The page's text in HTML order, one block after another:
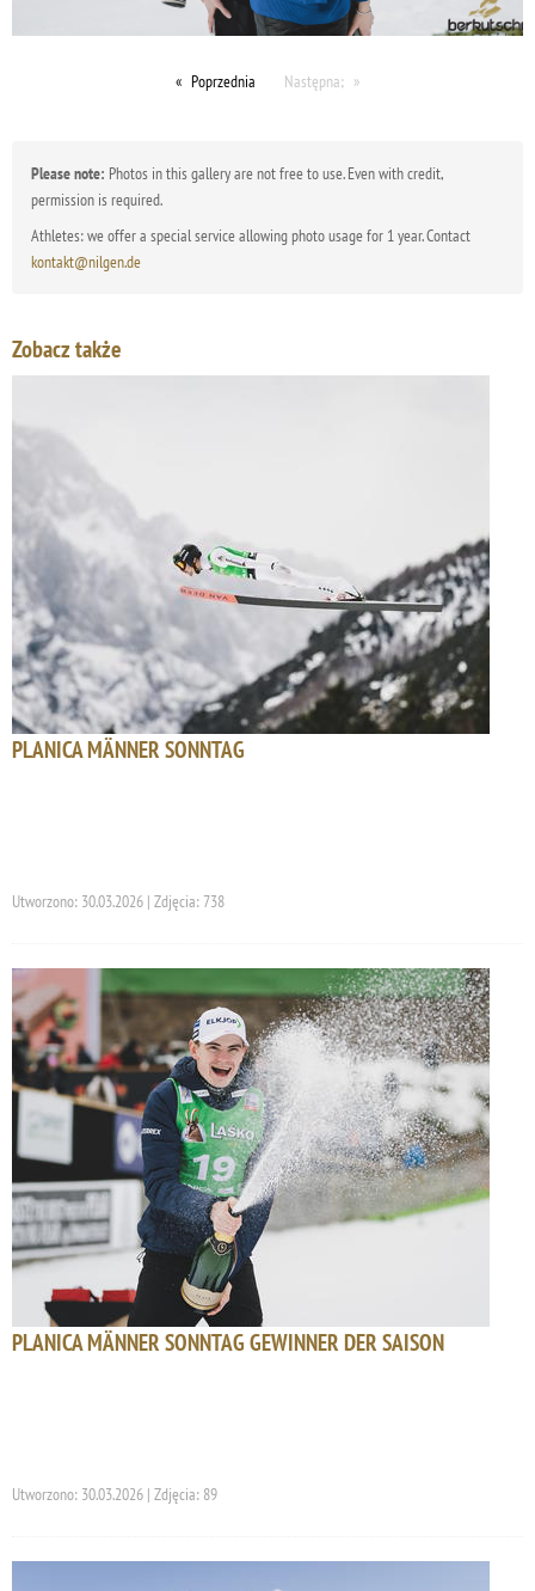
Poprzednia Następna;
Please note: Photos in this gallery are not free to use. Even with credit,
permission is required.
Athletes: we offer a special service allowing photo usage for 1 year. Contact
kontakt@nilgen.de
Zobacz także
PLANICA MÄNNER SONNTAG
Utworzono: 30.03.2026 | Zdjęcia: 738
PLANICA MÄNNER SONNTAG GEWINNER DER SAISON
Utworzono: 30.03.2026 | Zdjęcia: 89